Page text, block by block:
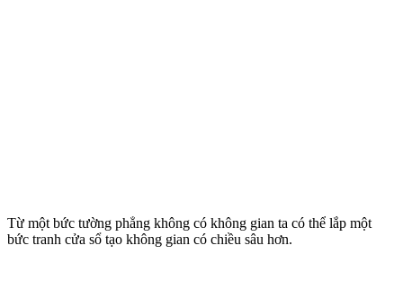
Từ một bức tường phẳng không có không gian ta có thể lắp một
bức tranh cửa sổ tạo không gian có chiều sâu hơn.